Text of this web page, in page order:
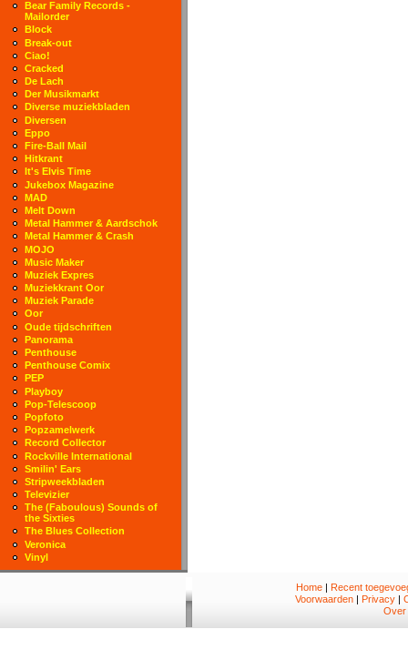
Bear Family Records -
Mailorder
Block
Break-out
Ciao!
Cracked
De Lach
Der Musikmarkt
Diverse muziekbladen
Diversen
Eppo
Fire-Ball Mail
Hitkrant
It's Elvis Time
Jukebox Magazine
MAD
Melt Down
Metal Hammer & Aardschok
Metal Hammer & Crash
MOJO
Music Maker
Muziek Expres
Muziekkrant Oor
Muziek Parade
Oor
Oude tijdschriften
Panorama
Penthouse
Penthouse Comix
PEP
Playboy
Pop-Telescoop
Popfoto
Popzamelwerk
Record Collector
Rockville International
Smilin' Ears
Stripweekbladen
Televizier
The (Faboulous) Sounds of
the Sixties
The Blues Collection
Veronica
Vinyl
Home| Recent
Voorwaarden | Privacy |
Over